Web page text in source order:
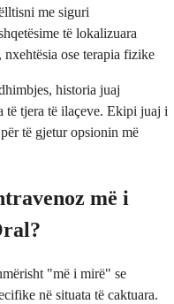
me siguri
të lokalizuara
ose terapia fizike
historia juaj
të tjera të ilaçeve. Ekipi juaj i
të gjetur opsionin më
më i
"më i mirë" se
në situata të caktuara.